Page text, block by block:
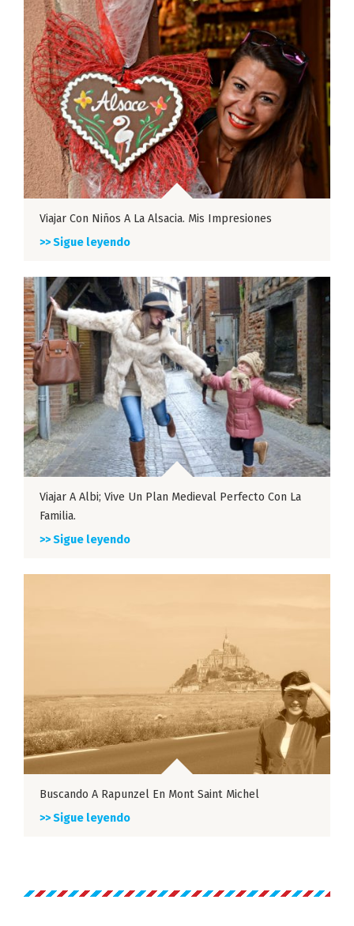
Viajar Con Niños A La Alsacia. Mis Impresiones
>> Sigue leyendo
Viajar A Albi; Vive Un Plan Medieval Perfecto Con La
Familia.
>> Sigue leyendo
Buscando A Rapunzel En Mont Saint Michel
>> Sigue leyendo